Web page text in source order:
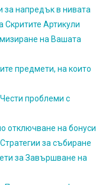
за напредък в нивата
Скритите Артикули
на Вашата
предмети, на които
проблеми с
отключване на бонуси
за събиране
за Завършване на